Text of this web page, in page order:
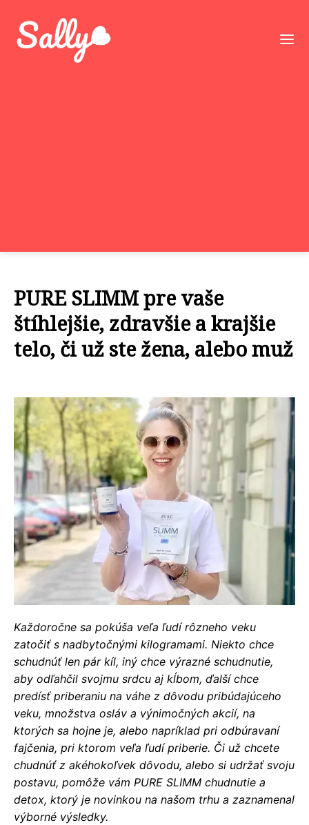
PURE SLIMM pre vaše
štíhlejšie, zdravšie a krajšie
telo, či už ste žena, alebo muž
Každoročne sa pokúša veľa ľudí rôzneho veku
zatočiť s nadbytočnými kilogramami. Niekto chce
schudnúť len pár kíl, iný chce výrazné schudnutie,
aby odľahčil svojmu srdcu aj kĺbom, ďalší chce
predísť priberaniu na váhe z dôvodu pribúdajúceho
veku, množstva osláv a výnimočných akcií, na
ktorých sa hojne je, alebo napríklad pri odbúravaní
fajčenia, pri ktorom veľa ľudí priberie. Či už chcete
chudnúť z akéhokoľvek dôvodu, alebo si udržať svoju
postavu, pomôže vám PURE SLIMM chudnutie a
detox, ktorý je novinkou na našom trhu a zaznamenal
výborné výsledky.